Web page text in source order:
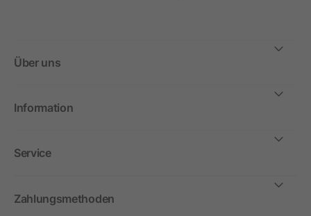
Über uns
Information
Service
Zahlungsmethoden